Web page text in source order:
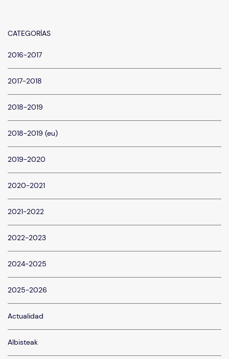
CATEGORÍAS
2016-2017
2017-2018
2018-2019
2018-2019 (eu)
2019-2020
2020-2021
2021-2022
2022-2023
2024-2025
2025-2026
Actualidad
Albisteak